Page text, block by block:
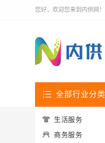
您好，欢迎您来到内供网！
全部行业分类
生活服务
商务服务